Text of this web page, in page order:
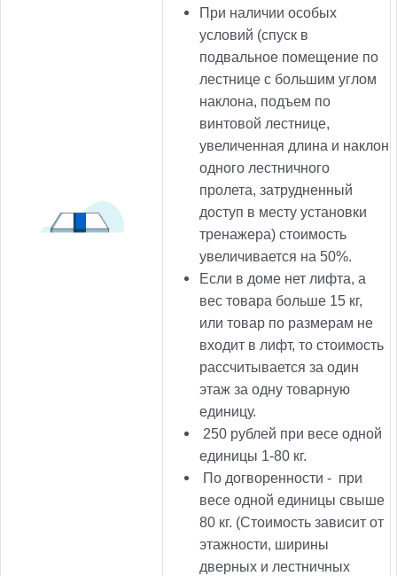
При наличии особых
условий (спуск в
подвальное помещение по
лестнице с большим углом
наклона, подъем по
винтовой лестнице,
увеличенная длина и наклон
одного лестничного
пролета, затрудненный
доступ в месту установки
тренажера) стоимость
увеличивается на 50%.
Если в доме нет лифта, а
вес товара больше 15 кг,
или товар по размерам не
входит в лифт, то стоимость
рассчитывается за один
этаж за одну товарную
единицу.
250 рублей при весе одной
единицы 1-80 кг.
По догворенности - при
весе одной единицы свыше
80 кг. (Стоимость зависит от
этажности, ширины
дверных и лестничных